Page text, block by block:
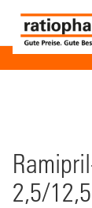
2,5/